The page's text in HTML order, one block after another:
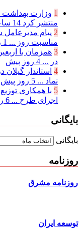
1
منتشر کرد 14 ساعت پیش
2 پیام
مناسبت روز ... 1 روز پیش
3 همزمان با
در ... 4 روز پیش
4 استاندار
نماد ... 5 روز پیش
5 با همکاری
اجرای طرح ... 6 روز پیش
بایگانی
بایگانی
روزنامه
روزنامه مشرق
توسعه ایران